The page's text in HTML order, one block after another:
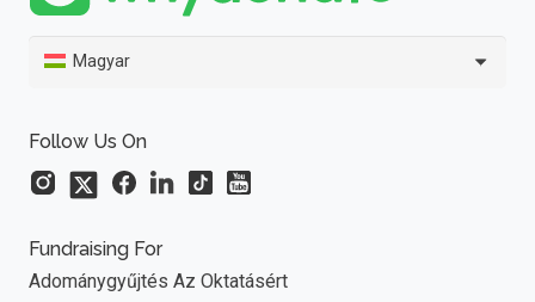
Magyar
Follow Us On
Fundraising For
Adománygyűjtés Az Oktatásért